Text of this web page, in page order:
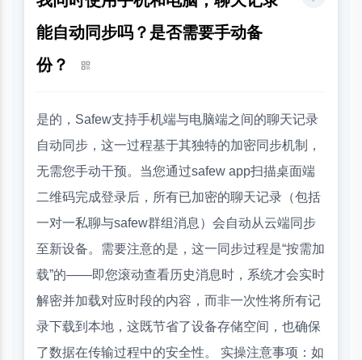
能自动同步吗？是否需要手动备
份？
是的，Safew支持手机端与电脑端之间的聊天记录
自动同步，这一过程基于其独特的加密同步机制，
无需您手动干预。当您通过safew app扫描桌面端
二维码完成登录后，所有已加密的聊天记录（包括
一对一私聊与safew群组消息）会自动从云端同步
至新设备。需要注意的是，这一同步过程是“按需加
载”的——即您滚动查看历史消息时，系统才会实时
解密并加载对应时段的内容，而非一次性将所有记
录下载到本地，这既节省了设备存储空间，也确保
了数据在传输过程中的安全性。 实操注意事项：如